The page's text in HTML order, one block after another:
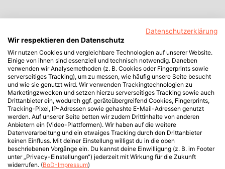
Datenschutzerklärung
Wir respektieren den Datenschutz
Wir nutzen Cookies und vergleichbare Technologien auf unserer Website.
Einige von ihnen sind essenziell und technisch notwendig. Daneben
verwenden wir Analysemethoden (z. B. Cookies oder Fingerprints sowie
serverseitiges Tracking), um zu messen, wie häufig unsere Seite besucht
und wie sie genutzt wird. Wir verwenden Trackingtechnologien zu
Marketingzwecken und setzen hierzu serverseitiges Tracking sowie auch
Drittanbieter ein, wodurch ggf. geräteübergreifend Cookies, Fingerprints,
Tracking-Pixel, IP-Adressen sowie gehashte E-Mail-Adressen genutzt
werden. Auf unserer Seite betten wir zudem Drittinhalte von anderen
Anbietern ein (Video-Plattformen). Wir haben auf die weitere
Datenverarbeitung und ein etwaiges Tracking durch den Drittanbieter
keinen Einfluss. Mit deiner Einstellung willigst du in die oben
beschriebenen Vorgänge ein. Du kannst deine Einwilligung (z. B. im Footer
unter „Privacy-Einstellungen“) jederzeit mit Wirkung für die Zukunft
widerrufen. (BoD-Impressum)